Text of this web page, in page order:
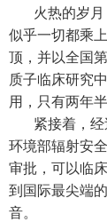
火热的岁
似乎一切都乘
顶，并以全国
质子临床研究
用，只有两年
紧接着，
环境部辐射安
审批，可以临
到国际最尖端
音。